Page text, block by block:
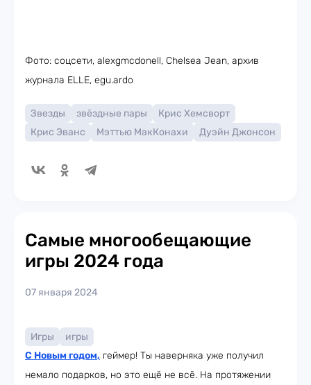
Фото: соцсети, alexgmcdonell, Chelsea Jean, архив
журнала ELLE, egu.ardo
Звезды звёздные пары
Крис Хемсворт
Крис Эванс
Мэттью МакКонахи Дуэйн Джонсон
Самые многообещающие
игры 2024 года
07 января 2024
Игры
игры
С Новым годом, геймер! Ты наверняка уже получил
немало подарков, но это ещё не всё. На протяжении